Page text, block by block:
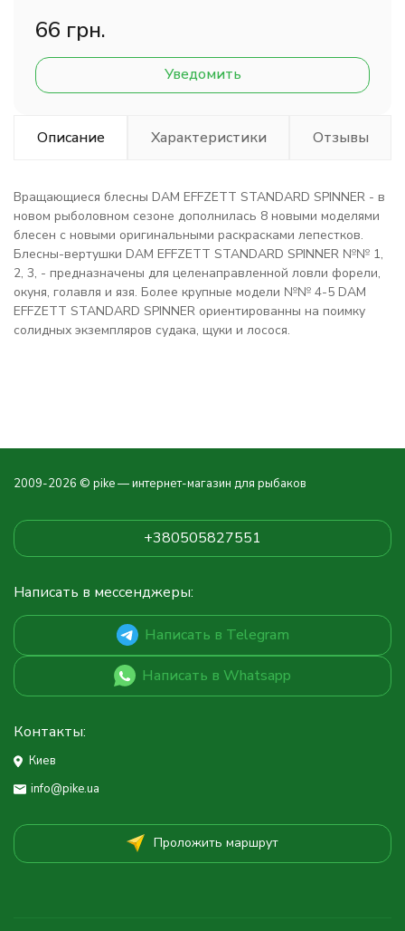
66 грн.
Уведомить
Описание Характеристики Отзывы
Вращающиеся блесны DAM EFFZETT STANDARD SPINNER - в
новом рыболовном сезоне дополнилась 8 новыми моделями
блесен с новыми оригинальными раскрасками лепестков.
Блесны-вертушки DAM EFFZETT STANDARD SPINNER №№ 1,
2, 3, - предназначены для целенаправленной ловли форели,
окуня, голавля и язя. Более крупные модели №№ 4-5 DAM
EFFZETT STANDARD SPINNER ориентированны на поимку
солидных экземпляров судака, щуки и лосося.
2009-2026 © pike — интернет-магазин для рыбаков
+380505827551
Написать в мессенджеры:
Написать в Telegram
Написать в Whatsapp
Контакты:
Киев
info@pike.ua
Проложить маршрут